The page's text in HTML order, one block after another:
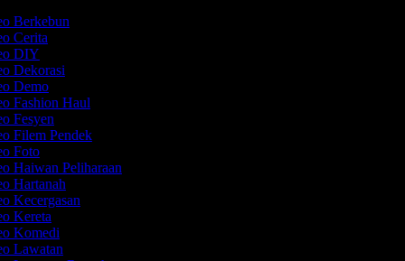
Berkebun
Cerita
DIY
Dekorasi
Demo
Fashion Haul
Fesyen
Filem Pendek
Foto
Haiwan Peliharaan
Hartanah
Kecergasan
Kereta
Komedi
Lawatan